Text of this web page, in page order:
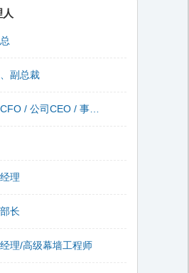
副总裁
理
长
理/高级幕墙工程师